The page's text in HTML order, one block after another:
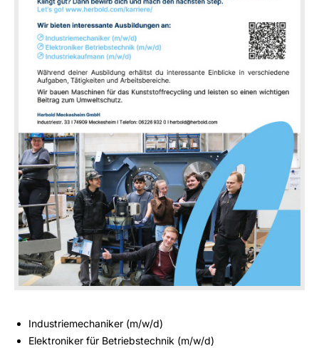
Industriemechaniker (m/w/d)
Elektroniker für Betriebstechnik (m/w/d)